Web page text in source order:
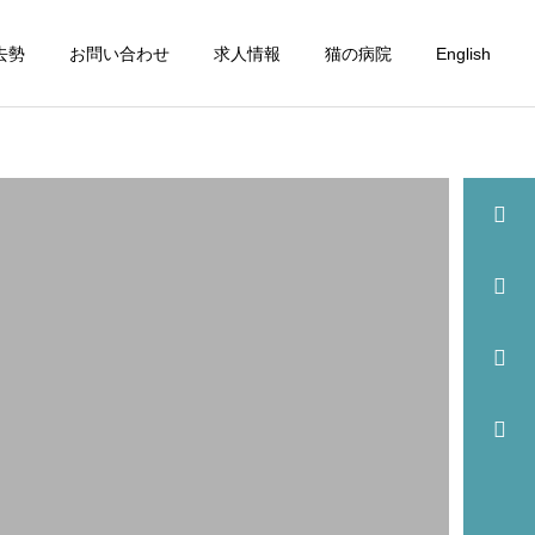
勢 お問い合わせ 求人情報 猫の病院 English
詳細を見る